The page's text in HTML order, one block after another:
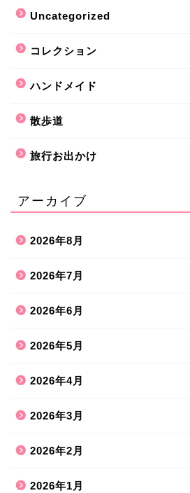
Uncategorized
コレクション
ハンドメイド
散歩道
旅行お出かけ
アーカイブ
2026年8月
2026年7月
2026年6月
2026年5月
2026年4月
2026年3月
2026年2月
2026年1月